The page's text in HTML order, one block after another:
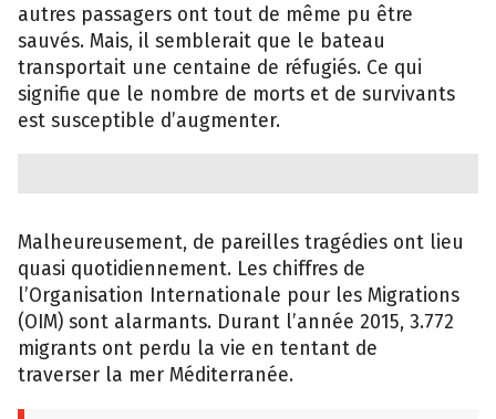
autres passagers ont tout de même pu être
sauvés. Mais, il semblerait que le bateau
transportait une centaine de réfugiés. Ce qui
signifie que le nombre de morts et de survivants
est susceptible d’augmenter.
Malheureusement, de pareilles tragédies ont lieu
quasi quotidiennement. Les chiffres de
l’Organisation Internationale pour les Migrations
(OIM) sont alarmants. Durant l’année 2015, 3.772
migrants ont perdu la vie en tentant de
traverser la mer Méditerranée.